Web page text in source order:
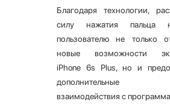
Благодаря технологии,
силу нажатия пальца
пользователю не только
новые возможности
iPhone 6s Plus, но и
дополнительные
взаимодействия с